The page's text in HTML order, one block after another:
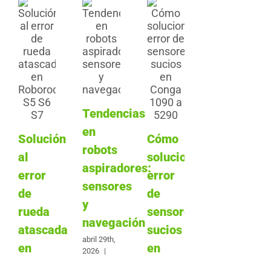
Solución
al
error
de
rueda
atascada
en
Tendencias
en
robots
aspiradores:
sensores
y
navegación
abril 29th,
2026 |
Cómo
solucionar
error
de
sensores
sucios
en